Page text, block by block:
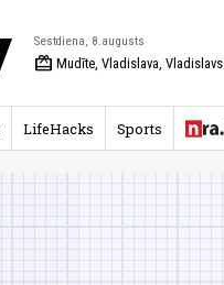
Sestdiena, 8.augusts
redeem Mudīte, Vladislava, Vladislavs
LifeHacks Sports